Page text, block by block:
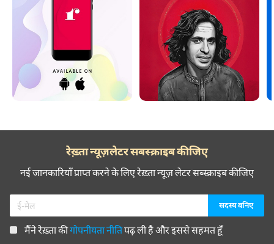
रेख़्ता न्यूज़लेटर सबस्क्राइब कीजिए
नई जानकारियाँ प्राप्त करने के लिए रेख़्ता न्यूज़ लेटर सब्स्क्राइब कीजिए
मैंने रेख़्ता कीगोपनीयता नीतिपढ़ ली है और इससे सहमत हूँ